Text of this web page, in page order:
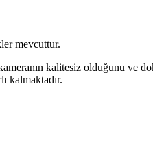
mevcuttur.
kalitesiz olduğunu ve
kalmaktadır.